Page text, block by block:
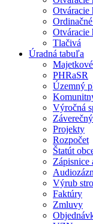
Otváracie
Otváracie
Tlačivá
Úradná tabuľa
PHRaSR
Územný
Výročná
Projekty
Rozpočet
Štatút
Zápisnice
Výrub
Faktúry
Zmluvy